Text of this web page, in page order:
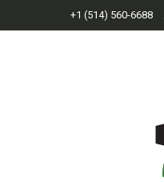
+1 (514) 560-6688